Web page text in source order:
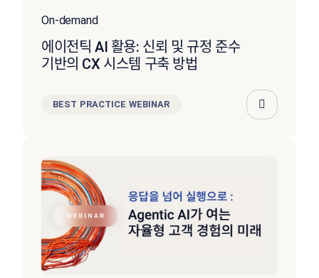
On-demand
에이전틱 AI 활용: 신뢰 및 규정 준수
기반의 CX 시스템 구축 방법
BEST PRACTICE WEBINAR